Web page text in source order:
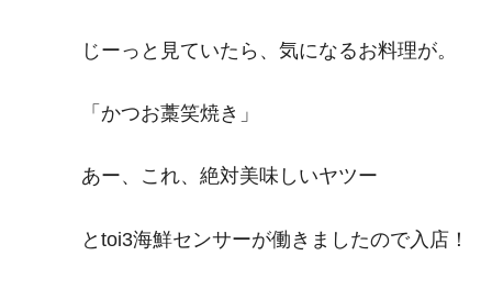
じーっと見ていたら、気になるお料理が。
「かつお藁笑焼き」
あー、これ、絶対美味しいヤツー
とtoi3海鮮センサーが働きましたので入店！